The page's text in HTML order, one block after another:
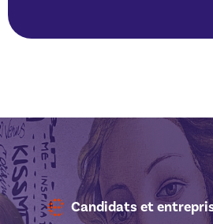
Candidats et